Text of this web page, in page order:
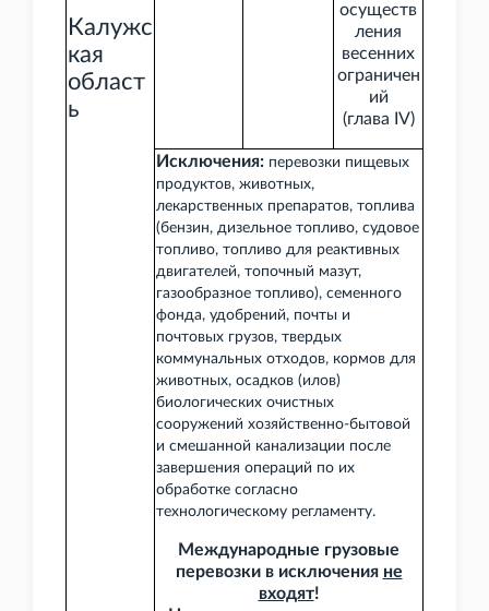
Калужс
кая
област
ь
осуществ
ления
весенних
ограничен
ий
(глава IV)
Исключения: перевозки пищевых
продуктов, животных,
лекарственных препаратов, топлива
(бензин, дизельное топливо, судовое
топливо, топливо для реактивных
двигателей, топочный мазут,
газообразное топливо), семенного
фонда, удобрений, почты и
почтовых грузов, твердых
коммунальных отходов, кормов для
животных, осадков (илов)
биологических очистных
сооружений хозяйственно-бытовой
и смешанной канализации после
завершения операций по их
обработке согласно
технологическому регламенту.
Международные грузовые
перевозки в исключения не
входят!